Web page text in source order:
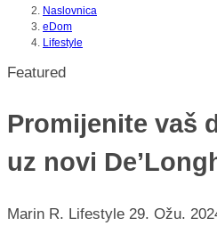
Naslovnica
eDom
Lifestyle
Featured
Promijenite vaš
uz novi
Marin R. Lifestyle 29. Ožu.